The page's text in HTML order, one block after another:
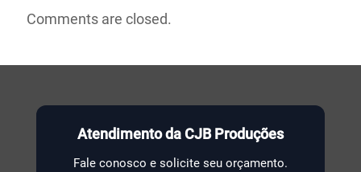
Comments are closed.
Atendimento da CJB Produções
Fale conosco e solicite seu orçamento.